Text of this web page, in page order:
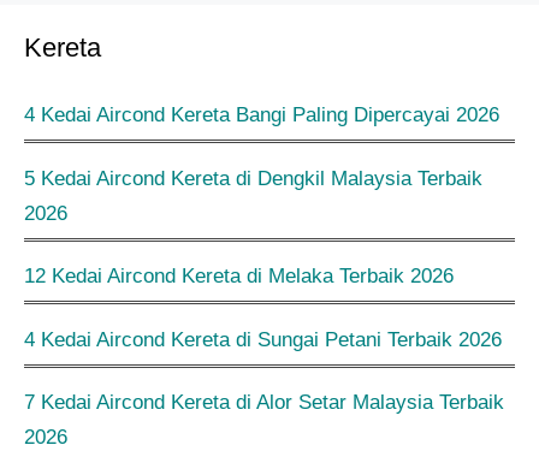
Kereta
4 Kedai Aircond Kereta Bangi Paling Dipercayai 2026
5 Kedai Aircond Kereta di Dengkil Malaysia Terbaik
2026
12 Kedai Aircond Kereta di Melaka Terbaik 2026
4 Kedai Aircond Kereta di Sungai Petani Terbaik 2026
7 Kedai Aircond Kereta di Alor Setar Malaysia Terbaik
2026